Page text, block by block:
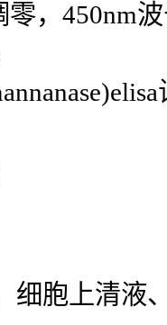
，450nm
细胞上清液